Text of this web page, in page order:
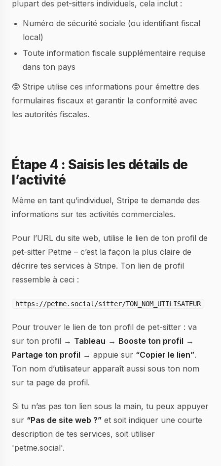
plupart des pet-sitters individuels, cela inclut :
Numéro de sécurité sociale (ou identifiant fiscal
local)
Toute information fiscale supplémentaire requise
dans ton pays
🤓 Stripe utilise ces informations pour émettre des
formulaires fiscaux et garantir la conformité avec
les autorités fiscales.
Étape 4 : Saisis les détails de
l’activité
Même en tant qu’individuel, Stripe te demande des
informations sur tes activités commerciales.
Pour l’URL du site web, utilise le lien de ton profil de
pet-sitter Petme – c’est la façon la plus claire de
décrire tes services à Stripe. Ton lien de profil
ressemble à ceci :
https://petme.social/sitter/TON_NOM_UTILISATEUR
Pour trouver le lien de ton profil de pet-sitter : va
sur ton profil → Tableau → Booste ton profil →
Partage ton profil → appuie sur “Copier le lien”.
Ton nom d’utilisateur apparaît aussi sous ton nom
sur ta page de profil.
Si tu n’as pas ton lien sous la main, tu peux appuyer
sur “Pas de site web ?” et soit indiquer une courte
description de tes services, soit utiliser
'petme.social'.